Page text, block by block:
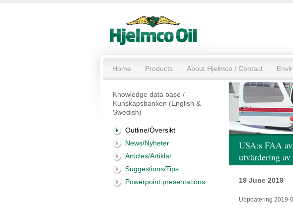
Home Products About Hjelmco / Contact
Knowledge data base /
Kunskapsbanken (English &
Swedish)
Outline/Översikt
News/Nyheter
Articles/Artiklar
Suggestions/Tips
Powerpoint presentations
USA:s FAA
utvärdering
19 June 2019
Uppdatering 2019-